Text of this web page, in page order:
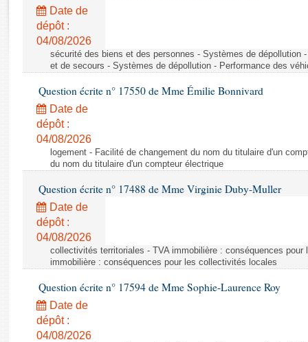
Rapports législatifs
Rapports sur l'application des lois
Baromètre de l’application des lois
Dossiers législatifs
Budget et sécurité sociale
Questions écrites et orales
Comptes rendus des débats
Date de
dépôt :
04/08/2026
sécurité des biens et des personnes - Systèmes de dépollution
et de secours - Systèmes de dépollution - Performance des
Question écrite n° 17550 de Mme Émilie Bonnivard
Date de
dépôt :
04/08/2026
logement - Facilité de changement du nom du titulaire d'un
du nom du titulaire d'un compteur électrique
Question écrite n° 17488 de Mme Virginie Duby-Muller
Date de
dépôt :
04/08/2026
collectivités territoriales - TVA immobilière : conséquences
immobilière : conséquences pour les collectivités locales
Question écrite n° 17594 de Mme Sophie-Laurence Roy
Date de
dépôt :
04/08/2026